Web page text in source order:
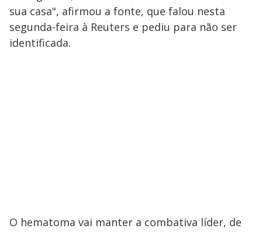
sua casa", afirmou a fonte, que falou nesta
segunda-feira à Reuters e pediu para não ser
identificada.
O hematoma vai manter a combativa líder, de